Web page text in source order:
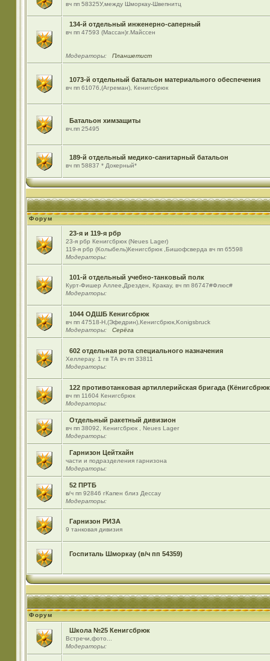
вч пп 58325У,между Шморкау-Швепнитц
134-й отдельный инженерно-саперный
вч пп 47593 (Массан)г.Майссен
Модераторы: Планшетист
1073-й отдельный батальон материального обеспечения
вч пп 61076,(Агреман), Кенигсбрюк
Батальон химзащиты
вч.пп 25495
189-й отдельный медико-санитарный батальон
вч пп 58837 * Докерный*
Форум
23-я и 119-я рбр
23-я рбр Кенигсбрюк (Neues Lager)
119-я рбр (Колыбель)Кенигсбрюк ,Бишофсверда вч пп 65598
Модераторы:
101-й отдельный учебно-танковый полк
Курт-Фишер Аллее,Дрезден, Кракау, вч пп 86747#Флюс#
Модераторы:
1044 ОДШБ Кенигсбрюк
вч пп 47518-Н,(Эфедрин),Кенигсбрюк,Konigsbruck
Модераторы:
Серёга
602 отдельная рота специального назначения
Хеллерау. 1 гв ТА вч пп 33811
Модераторы:
122 противотанковая артиллерийская бригада
вч пп 11604 Кенигсбрюк
Модераторы:
Отдельный ракетный дивизион
вч пп 38092, Кенигсбрюк , Neues Lager
Модераторы:
Гарнизон Цейтхайн
части и подразделения гарнизона
Модераторы:
52 ПРТБ
в/ч пп 92846 гКапен близ Дессау
Модераторы:
Гарнизон РИЗА
9 танковая дивизия
Госпиталь Шморкау (в/ч пп 54359)
Форум
Школа №25 Кенигсбрюк
Встречи,фото...
Модераторы: